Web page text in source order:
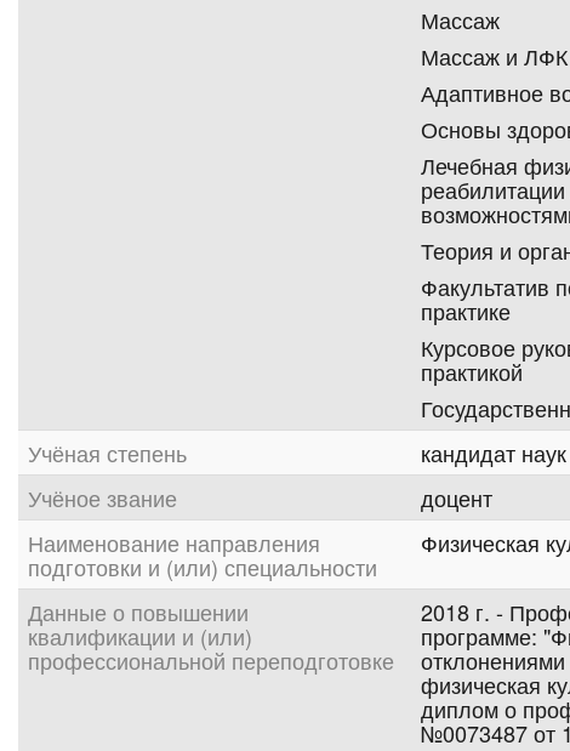
Массаж
Массаж и ЛФК
Адаптивное
Основы
Лечебная
Теория и
Факультатив
практике
Курсовое
практикой
Учёная степень
кандидат наук
Учёное звание
доцент
Наименование направления
подготовки и (или) специальности
Физическая
Данные о повышении
квалификации и (или)
профессиональной переподготовке
2018 г. -
программе:
физическая
диплом о
№0073487 от